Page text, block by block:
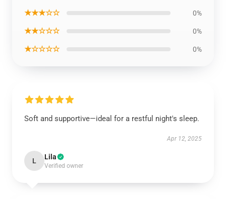
★★★☆☆ 0%
★★☆☆☆ 0%
★☆☆☆☆ 0%
Soft and supportive—ideal for a restful night's sleep.
Apr 12, 2025
L Lila
Verified owner